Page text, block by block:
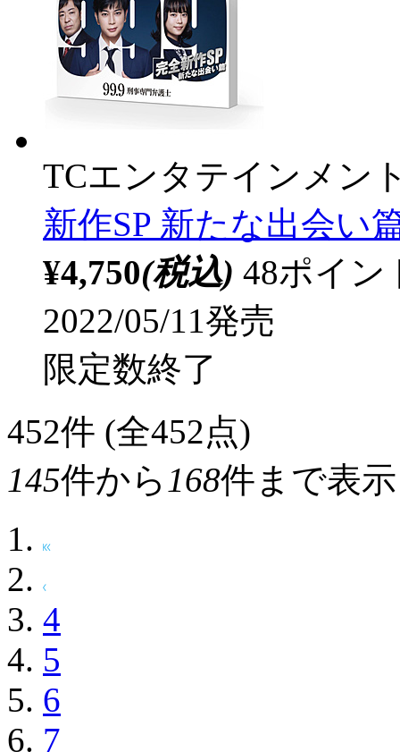
TCエンタテインメン
新作SP 新たな出会い
¥4,750(税込) 48ポイ
2022/05/11発売
限定数終了
452件 (全452点)
145件から 168件まで表示
4
5
6
7